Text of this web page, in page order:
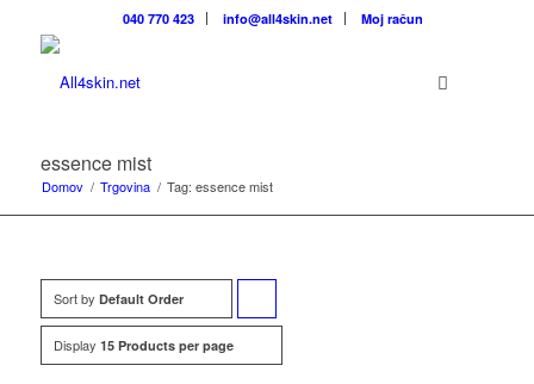
040 770 423 info@all4skin.net Moj račun
essence mist
Domov / Trgovina / Tag: essence mist
Sort by Default Order
Display 15 Products per page
Brezplačna poštnina za vse nakupe velja samo
31.10.2024.